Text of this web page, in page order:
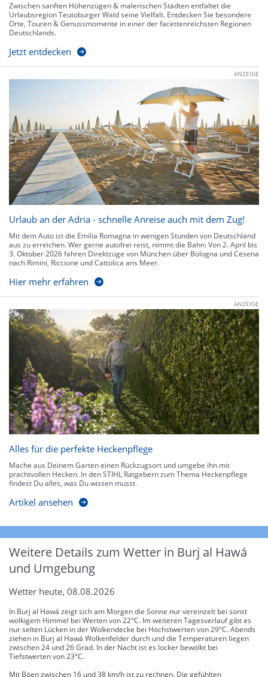
Zwischen sanften Höhenzügen & malerischen Städten entfaltet die
Urlaubsregion Teutoburger Wald seine Vielfalt. Entdecken Sie besondere
Orte, Touren & Genussmomente in einer der facettenreichsten Regionen
Deutschlands.
Jetzt entdecken
ANZEIGE
Urlaub an der Adria - schnelle Anreise auch mit dem Zug!
Mit dem Auto ist die Emilia Romagna in wenigen Stunden von Deutschland
aus zu erreichen. Wer gerne autofrei reist, nimmt die Bahn: Von 2. April bis
3. Oktober 2026 fahren Direktzüge von München über Bologna und Cesena
nach Rimini, Riccione und Cattolica ans Meer.
Hier mehr erfahren
ANZEIGE
Alles für die perfekte Heckenpflege
Mache aus Deinem Garten einen Rückzugsort und umgebe ihn mit
prachtvollen Hecken. In den STIHL Ratgebern zum Thema Heckenpflege
findest Du alles, was Du wissen musst.
Artikel ansehen
Weitere Details zum Wetter in Burj al Hawá
und Umgebung
Wetter heute, 08.08.2026
In Burj al Hawá zeigt sich am Morgen die Sonne nur vereinzelt bei sonst
wolkigem Himmel bei Werten von 22°C. Im weiteren Tagesverlauf gibt es
nur selten Lücken in der Wolkendecke bei Höchstwerten von 29°C. Abends
ziehen in Burj al Hawá Wolkenfelder durch und die Temperaturen liegen
zwischen 24 und 26 Grad. In der Nacht ist es locker bewölkt bei
Tiefstwerten von 23°C.
Mit Böen zwischen 16 und 38 km/h ist zu rechnen. Die gefühlten